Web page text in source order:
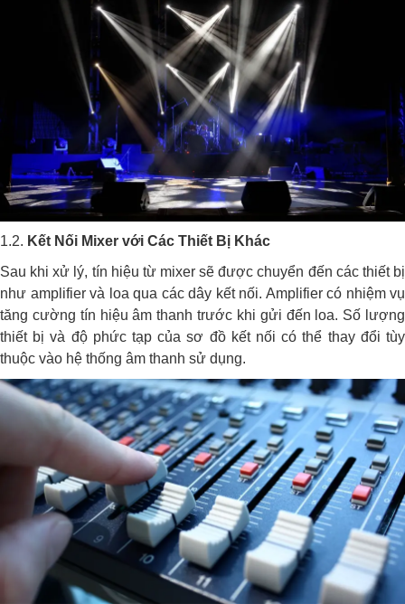
1.2. Kết Nối Mixer với Các Thiết Bị Khác
Sau khi xử lý, tín hiệu từ mixer sẽ được chuyển đến các thiết bị
như amplifier và loa qua các dây kết nối. Amplifier có nhiệm vụ
tăng cường tín hiệu âm thanh trước khi gửi đến loa. Số lượng
thiết bị và độ phức tạp của sơ đồ kết nối có thể thay đổi tùy
thuộc vào hệ thống âm thanh sử dụng.